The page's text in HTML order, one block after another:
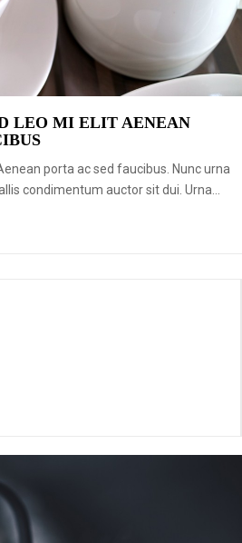
LEO MI ELIT AENEAN
porta ac sed faucibus. Nunc urna
condimentum auctor sit dui. Urna...